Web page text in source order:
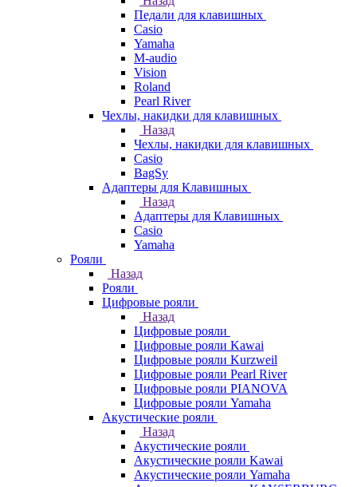
Педали для клавишных
Casio
Yamaha
M-audio
Vision
Roland
Pearl River
Чехлы, накидки для клавишных
Назад
Чехлы, накидки для клавишных
Casio
BagSy
Адаптеры для Клавишных
Назад
Адаптеры для Клавишных
Casio
Yamaha
Рояли
Назад
Рояли
Цифровые рояли
Назад
Цифровые рояли
Цифровые рояли Kawai
Цифровые рояли Kurzweil
Цифровые рояли Pearl River
Цифровые рояли PIANOVA
Цифровые рояли Yamaha
Акустические рояли
Назад
Акустические рояли
Акустические рояли Kawai
Акустические рояли Yamaha